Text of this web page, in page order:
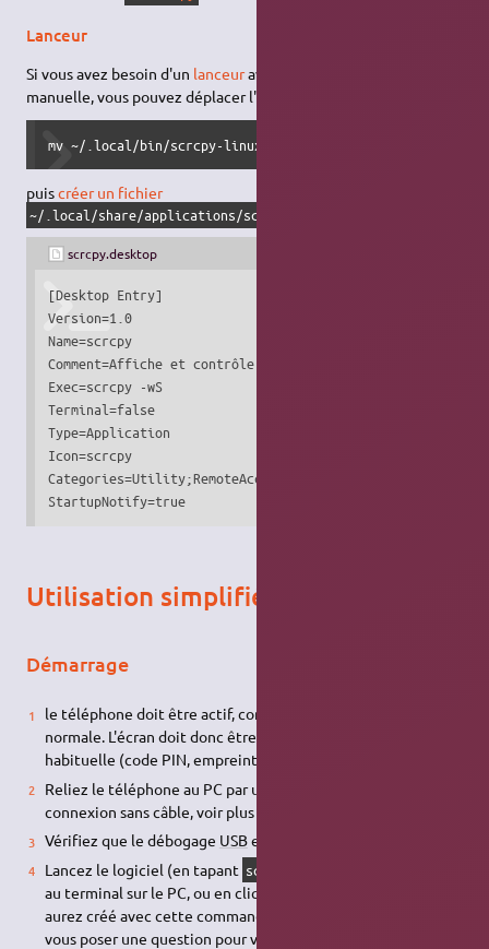
Lanceur
Si vous avez besoin d'un lanceuravec cette installation
manuelle, vous pouvez déplacer l'
mv ~/.local/bin/scrcpy-linux-x86_64-v3.3.3/icon.png ~/
puiscréer un fichier
~/.local/share/applications/scrcpy.desktop
scrcpy.desktop
[Desktop Entry]
Version=1.0
Name=scrcpy
Comment=Affiche et contrôle votre appareil Android
Exec=scrcpy -wS
Terminal=false
Type=Application
Icon=scrcpy
Categories=Utility;RemoteAccess;
StartupNotify=true
Utilisation simplifiée
Démarrage
le téléphone doit être actif, comme pour une utilisation
normale. L'écran doit donc être déverrouillé de la façon
habituelle (code PIN, empreinte digitale, …).
Reliez le téléphone au PC par un câble
connexion sans câble, voir plus loin).
Vérifiez que le débogage USBest bien actif côté téléphone.
Lancez le logiciel (en tapant scrcpy
au terminal sur le PC, ou en cliquant sur un
aurez créé avec cette commande.
vous poser une question pour valider la connexion : regardez